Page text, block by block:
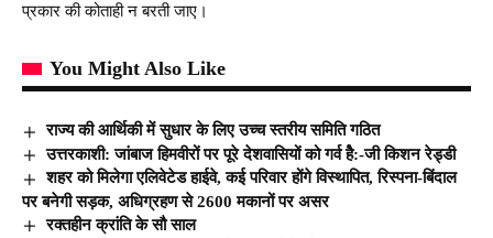
प्रकार की कोताही न बरती जाए।
You Might Also Like
राज्य की आर्थिकी में सुधार के लिए उच्च स्तरीय समिति गठित
उत्तरकाशी: जांबाज हिमवीरों पर पूरे देशवासियों को गर्व हैे:-जी किशन रेड्डी
शहर को मिलेगा एलिवेटेड हाईवे, कई परिवार होंगे विस्थापित, रिस्पना-बिंदाल
पर बनेगी सड़क, अधिग्रहण से 2600 मकानों पर असर
रक्तहीन क्रांति के सौ साल